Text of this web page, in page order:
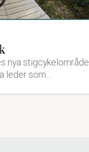
nya stigcykelområde
leder som…